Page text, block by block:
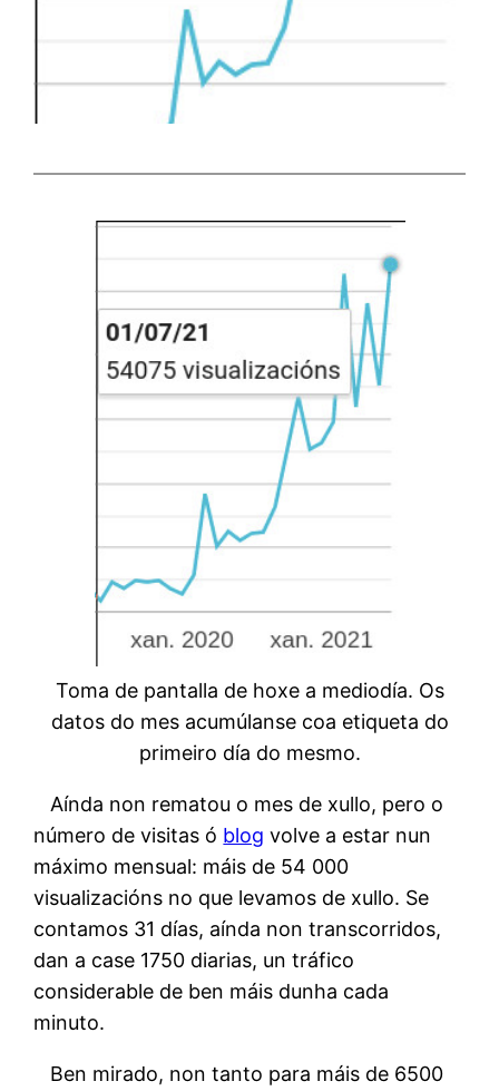
Toma de pantalla de hoxe a mediodía. Os
datos do mes acumúlanse coa etiqueta do
primeiro día do mesmo.
Aínda non rematou o mes de xullo, pero o
número de visitas ó blog volve a estar nun
máximo mensual: máis de 54 000
visualizacións no que levamos de xullo. Se
contamos 31 días, aínda non transcorridos,
dan a case 1750 diarias, un tráfico
considerable de ben máis dunha cada
minuto.
Ben mirado, non tanto para máis de 6500